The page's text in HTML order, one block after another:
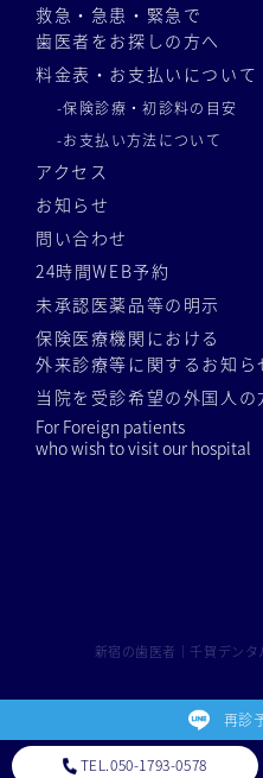
再診
TEL.050-1793-0578
救急・急患・緊急で
歯医者をお探しの方へ
料金表・お支払いについて
-保険診療・初診料の目安
-お支払い方法について
アクセス
お知らせ
問い合わせ
24時間WEB予約
未承認医薬品等の明示
保険医療機関における
外来診療等に関するお知ら
当院を受診希望の外国人の
For Foreign patients
who wish to visit our hospital
新宿の歯医者｜千賀デン